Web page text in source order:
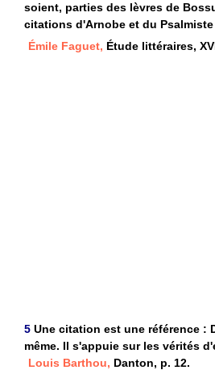
soient, parties des lèvres de
citations d'Arnobe et du
Émile Faguet, Étude littéraires,
5 Une citation est une référence :
même. Il s'appuie sur les vérités
Louis Barthou, Danton, p. 12.